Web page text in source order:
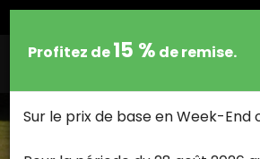
Profitez de15 % de remise.
Sur le prix de base en Week-End